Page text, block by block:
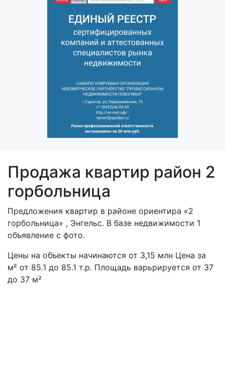
Продажа квартир район 2
горбольница
Предложения квартир в районе ориентира «2
горбольница» , Энгельс. В базе недвижимости 1
объявление с фото.
Цены на объекты начинаются от 3,15 млн Цена за
м² от 85.1 до 85.1 т.р. Площадь варьрируется от 37
до 37 м²